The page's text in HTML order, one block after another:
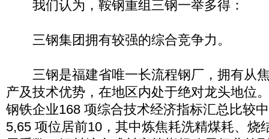
我们认为，鞍钢重组三钢一举多得：
三钢集团拥有较强的综合竞争力。
三钢是福建省唯一长流程钢厂，拥有从
产及技术优势，在地区内处于绝对龙头地位
钢铁企业168 项综合技术经济指标汇总比较
5,65 项位居前10，其中炼焦耗洗精煤耗、烧